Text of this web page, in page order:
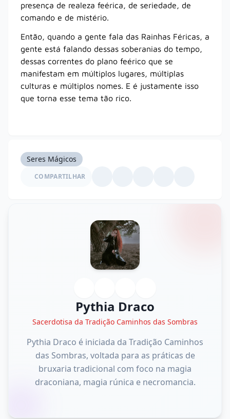
presença de realeza feérica, de seriedade, de
comando e de mistério.
Então, quando a gente fala das Rainhas Féricas, a
gente está falando dessas soberanias do tempo,
dessas correntes do plano feérico que se
manifestam em múltiplos lugares, múltiplas
culturas e múltiplos nomes. E é justamente isso
que torna esse tema tão rico.
Seres Mágicos
COMPARTILHAR
Pythia Draco
Sacerdotisa da Tradição Caminhos das Sombras
Pythia Draco é iniciada da Tradição Caminhos
das Sombras, voltada para as práticas de
bruxaria tradicional com foco na magia
draconiana, magia rúnica e necromancia.